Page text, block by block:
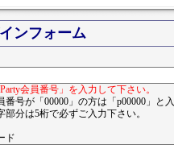
ンフォーム
会員番号」を入力して下さい。
番号が「00000」の方は「p00000」と入
部分は5桁で必ずご入力下さい。
ド